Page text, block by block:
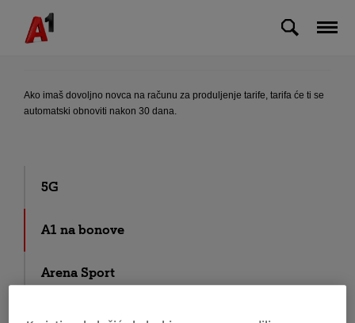
Skip to Main Content
Hoće li mi se nova tarifa automatski obnoviti
nakon 30 dana?
Ako imaš dovoljno novca na računu za produljenje tarife, tarifa će ti se
automatski obnoviti nakon 30 dana.
5G
A1 na bonove
Arena Sport